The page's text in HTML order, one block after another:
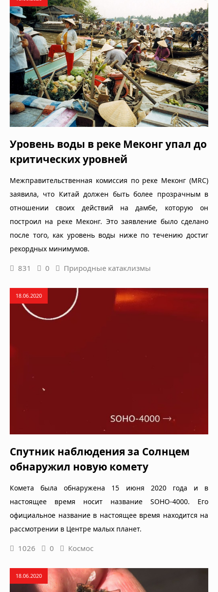
Уровень воды в реке Меконг упал до
критических уровней
Межправительственная комиссия по реке Меконг (MRC)
заявила, что Китай должен быть более прозрачным в
отношении своих действий на дамбе, которую он
построил на реке Меконг. Это заявление было сделано
после того, как уровень воды ниже по течению достиг
рекордных минимумов.
831 0 Природные катаклизмы
18.06.2020
Спутник наблюдения за Солнцем
обнаружил новую комету
Комета была обнаружена 15 июня 2020 года и в
настоящее время носит название SOHO-4000. Его
официальное название в настоящее время находится на
рассмотрении в Центре малых планет.
1026 0 Космос
18.06.2020